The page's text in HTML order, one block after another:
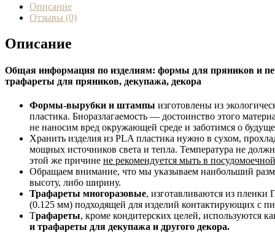
Описание
Отзывы (0)
Описание
Общая информация по изделиям: формы для пряников и
трафареты для пряников, декупажа, декора
Формы-вырубки и штампы изготовлены из
пластика. Биоразлагаемость — достоинство этого
не наносим вред окружающей среде и заботимся о
Хранить изделия из PLA пластика нужно в сухом,
мощных источников света и тепла. Температура не
этой же причине не рекомендуется мыть в
Обращаем внимание, что мы указываем наибольший
высоту, либо ширину.
Трафареты многоразовые, изготавливаются из
(0.125 мм) подходящей для изделий контактирующих с
Трафареты, кроме кондитерских целей, используются
и трафареты для декупажа и другого декора.